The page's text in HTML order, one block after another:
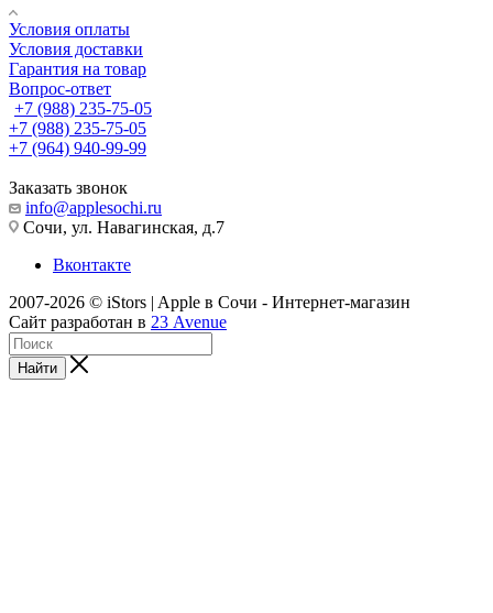
Условия оплаты
Условия доставки
Гарантия на товар
Вопрос-ответ
+7 (988) 235-75-05
+7 (988) 235-75-05
+7 (964) 940-99-99
Заказать звонок
info@applesochi.ru
Сочи, ул. Навагинская, д.7
Вконтакте
2007-2026 © iStors | Apple в Сочи - Интернет-магазин
Сайт разработан в 23 Avenue
Найти